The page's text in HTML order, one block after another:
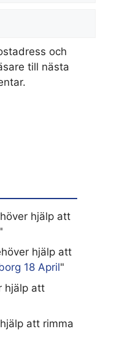
och
till nästa
hjälp att
"
hjälp att
18 April"
hjälp att
att rimma